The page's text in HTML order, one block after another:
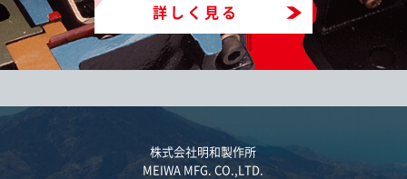
詳しく見る
株式会社明和製作所
MEIWA MFG. CO.,LTD.